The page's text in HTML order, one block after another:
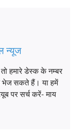
न्यूज
हमारे डेस्क के नम्बर
भेज सकते हैं। या हमें
पर सर्च करें- माय